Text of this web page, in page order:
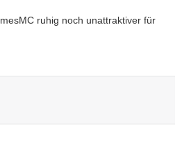
ruhig noch unattraktiver für